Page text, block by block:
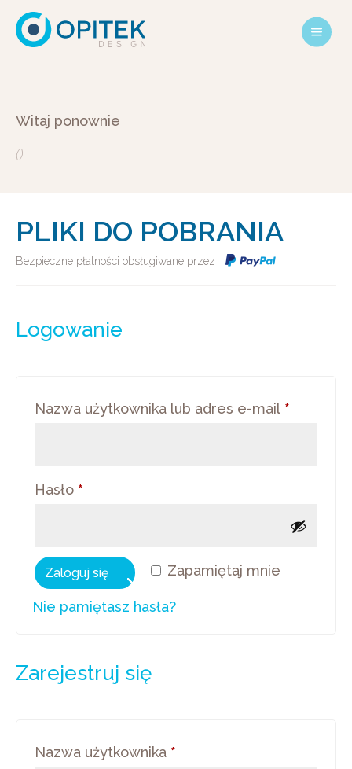
Witaj ponownie
()
PLIKI DO POBRANIA
Bezpieczne płatności obsługiwane przez
Logowanie
Nazwa użytkownika lub adres e-mail *
Hasło *
Zapamiętaj mnie
Zaloguj się
Nie pamiętasz hasła?
Zarejestruj się
Nazwa użytkownika *